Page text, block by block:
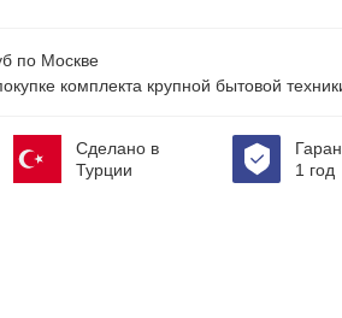
по Москве
комплекта крупной бытовой
Сделано в
Турции
1 год